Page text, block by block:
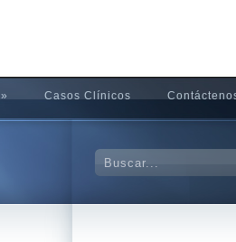
» Casos Clínicos